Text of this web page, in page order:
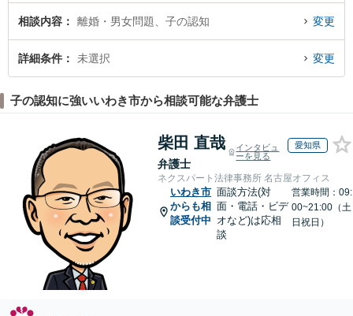
解決の実績豊富な近くの弁護士を検索したい』『初回相談無料で子の認知を法
律相談できるいわき市内の弁護士に相談予約したい』などでお困りの相談者さ
んにおすすめです。
相談内容 離婚・男女問題、子の認知 変更
詳細条件 未選択 変更
子の認知に強いいわき市から相談可能な弁護士
柴田 直哉
弁護士
インタビュ
ーを見る
愛知県
ネクスパート法律事務所 名古屋オフィス
いわき市
からも相
談受付中
面談方法(対
面・電話・ビデ
オなど)は応相
談
営業時間：09:
00~21:00（土
日祝日）